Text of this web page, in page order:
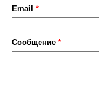
Email *
Сообщение *